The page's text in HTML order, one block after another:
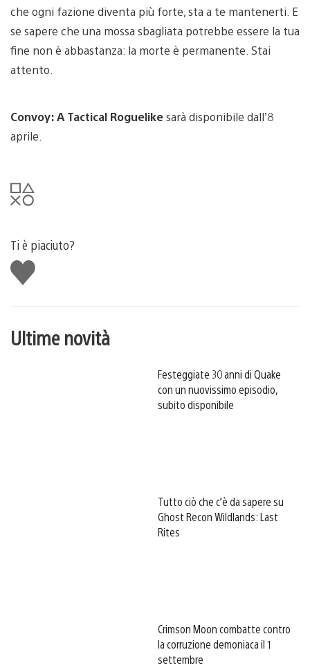
che ogni fazione diventa più forte, sta a te mantenerti. E
se sapere che una mossa sbagliata potrebbe essere la tua
fine non è abbastanza: la morte è permanente. Stai
attento.
Convoy: A Tactical Roguelikesarà disponibile dall’8
aprile.
Ti è piaciuto?
Mi
piace
Ultime novità
Festeggiate 30 anni di Quake
con un nuovissimo episodio,
subito disponibile
Tutto ciò che c’è da sapere su
Ghost Recon Wildlands: Last
Rites
Crimson Moon combatte contro
la corruzione demoniaca il 1
settembre